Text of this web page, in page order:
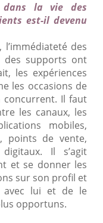
la vie des
est-il devenu
des
des supports ont
les expériences
les occasions de
concurrent. Il faut
les canaux, les
mobiles,
points de vente,
Il s’agit
et se donner les
sur son profil et
avec lui et de le
opportuns.